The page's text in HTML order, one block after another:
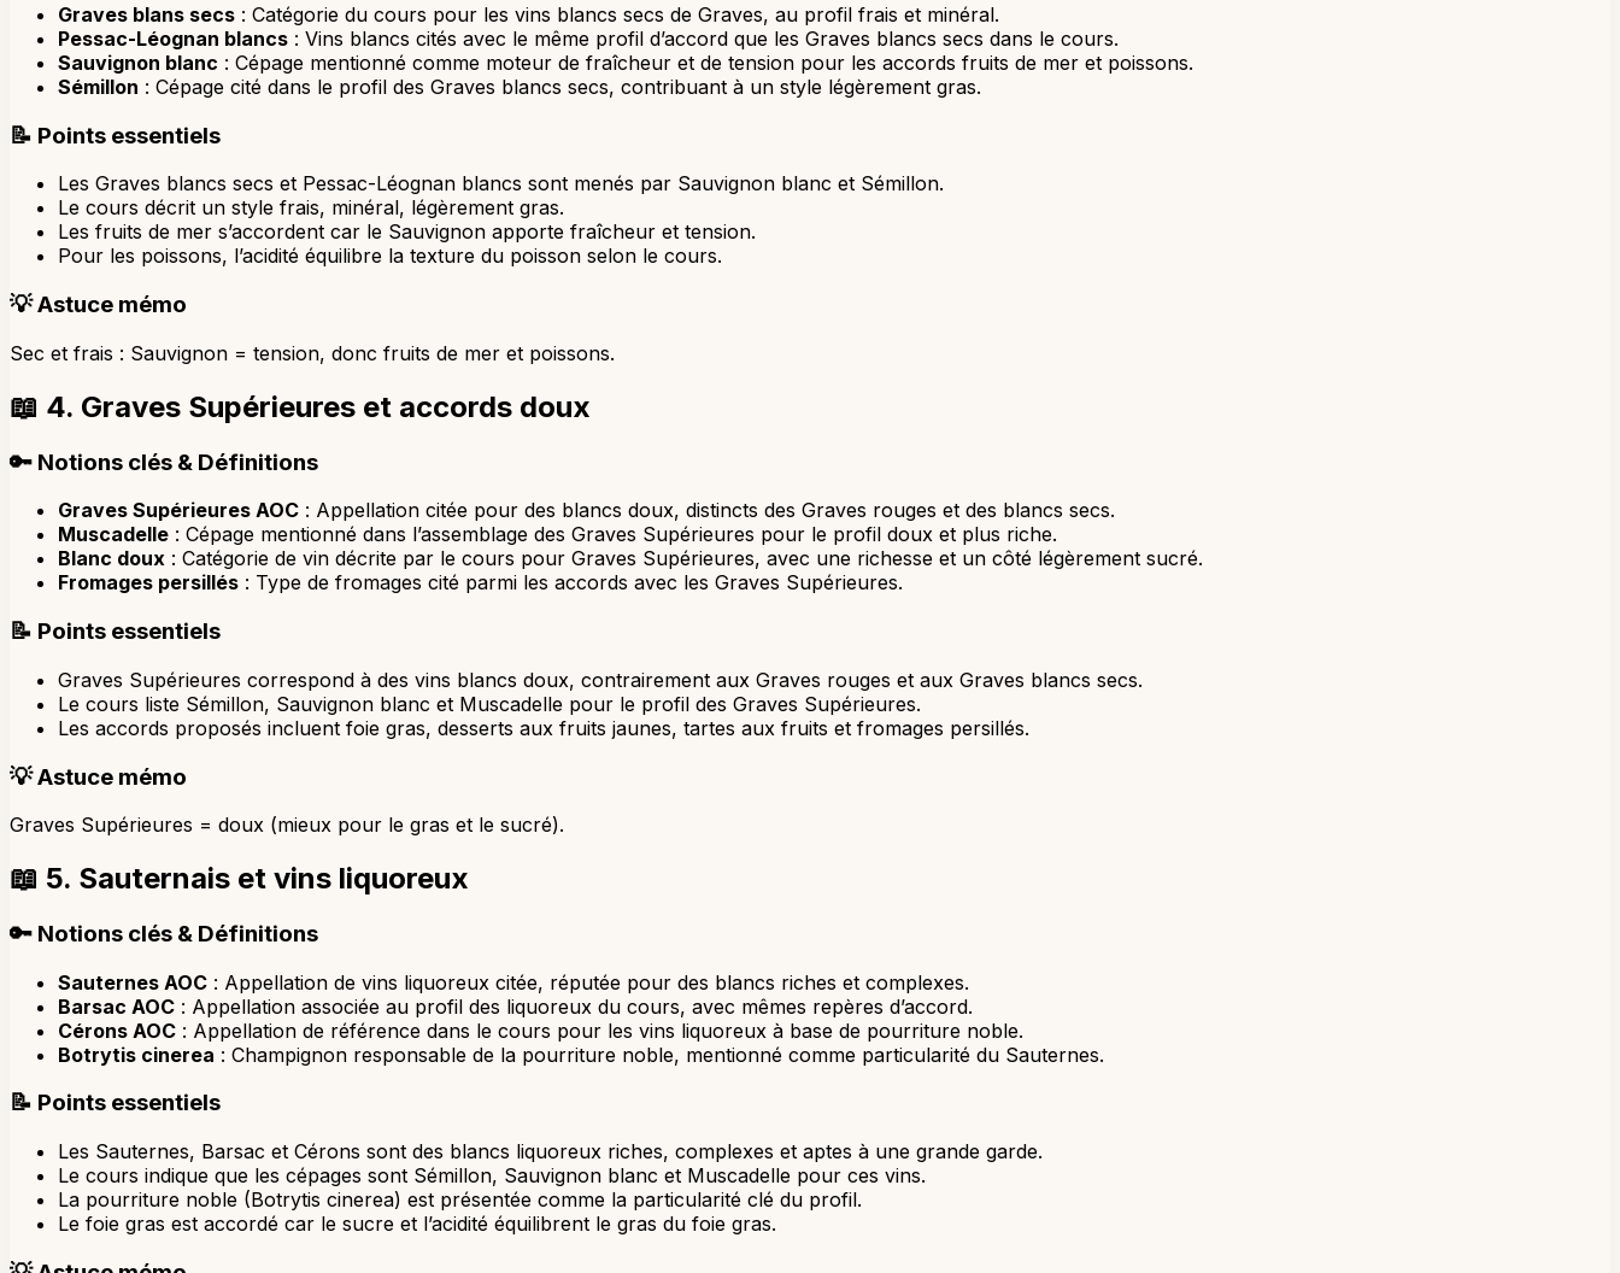
Graves blans secs : Catégorie du cours pour les vins blancs secs de Graves, au profil frais et minéral.
Pessac-Léognan blancs : Vins blancs cités avec le même profil d’accord que les Graves blancs secs dans le cours.
Sauvignon blanc : Cépage mentionné comme moteur de fraîcheur et de tension pour les accords fruits de mer et poissons.
Sémillon : Cépage cité dans le profil des Graves blancs secs, contribuant à un style légèrement gras.
📝 Points essentiels
Les Graves blancs secs et Pessac-Léognan blancs sont menés par Sauvignon blanc et Sémillon.
Le cours décrit un style frais, minéral, légèrement gras.
Les fruits de mer s’accordent car le Sauvignon apporte fraîcheur et tension.
Pour les poissons, l’acidité équilibre la texture du poisson selon le cours.
💡Astuce mémo
Sec et frais : Sauvignon = tension, donc fruits de mer et poissons.
📖 4. Graves Supérieures et accords doux
🔑 Notions clés & Définitions
Graves Supérieures AOC : Appellation citée pour des blancs doux, distincts des Graves rouges et des blancs secs.
Muscadelle : Cépage mentionné dans l’assemblage des Graves Supérieures pour le profil doux et plus riche.
Blanc doux : Catégorie de vin décrite par le cours pour Graves Supérieures, avec une richesse et un côté légèrement sucré.
Fromages persillés : Type de fromages cité parmi les accords avec les Graves Supérieures.
📝 Points essentiels
Graves Supérieures correspond à des vins blancs doux, contrairement aux Graves rouges et aux Graves blancs secs.
Le cours liste Sémillon, Sauvignon blanc et Muscadelle pour le profil des Graves Supérieures.
Les accords proposés incluent foie gras, desserts aux fruits jaunes, tartes aux fruits et fromages persillés.
💡Astuce mémo
Graves Supérieures = doux (mieux pour le gras et le sucré).
📖 5. Sauternais et vins liquoreux
🔑 Notions clés & Définitions
Sauternes AOC : Appellation de vins liquoreux citée, réputée pour des blancs riches et complexes.
Barsac AOC : Appellation associée au profil des liquoreux du cours, avec mêmes repères d’accord.
Cérons AOC : Appellation de référence dans le cours pour les vins liquoreux à base de pourriture noble.
Botrytis cinerea : Champignon responsable de la pourriture noble, mentionné comme particularité du Sauternes.
📝 Points essentiels
Les Sauternes, Barsac et Cérons sont des blancs liquoreux riches, complexes et aptes à une grande garde.
Le cours indique que les cépages sont Sémillon, Sauvignon blanc et Muscadelle pour ces vins.
La pourriture noble (Botrytis cinerea) est présentée comme la particularité clé du profil.
Le foie gras est accordé car le sucre et l’acidité équilibrent le gras du foie gras.